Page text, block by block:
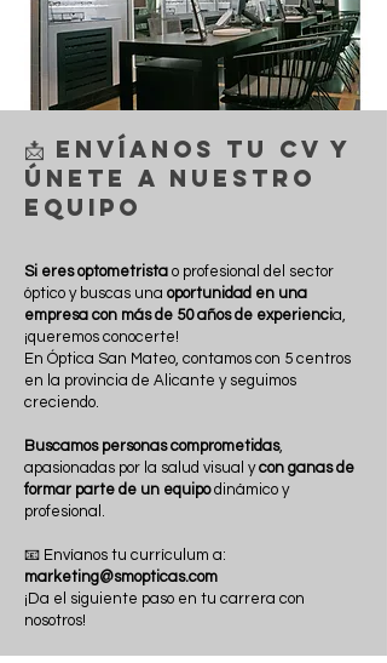
📩 Envíanos tu CV y
Únete a Nuestro
Equipo
Si eres optometrista o profesional del sector
óptico y buscas una oportunidad en una
empresa con más de 50 años de experiencia,
¡queremos conocerte!
En Óptica San Mateo, contamos con 5 centros
en la provincia de Alicante y seguimos
creciendo.
Buscamos personas comprometidas,
apasionadas por la salud visual ycon ganas de
formar parte de un equipodinámico y
profesional.
📧 Envíanos tu currículum a:
marketing@smopticas.com
¡Da el siguiente paso en tu carrera con
nosotros!